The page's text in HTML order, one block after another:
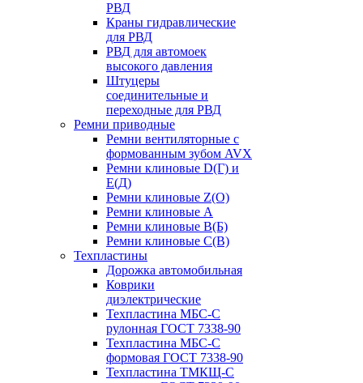
РВД
Краны гидравлические
для РВД
РВД для автомоек
высокого давления
Штуцеры
соединительные и
переходные для РВД
Ремни приводные
Ремни вентиляторные с
формованным зубом AVX
Ремни клиновые D(Г) и
Е(Д)
Ремни клиновые Z(О)
Ремни клиновые А
Ремни клиновые В(Б)
Ремни клиновые С(В)
Техпластины
Дорожка автомобильная
Коврики
диэлектрические
Техпластина МБС-С
рулонная ГОСТ 7338-90
Техпластина МБС-С
формовая ГОСТ 7338-90
Техпластина ТМКЩ-С